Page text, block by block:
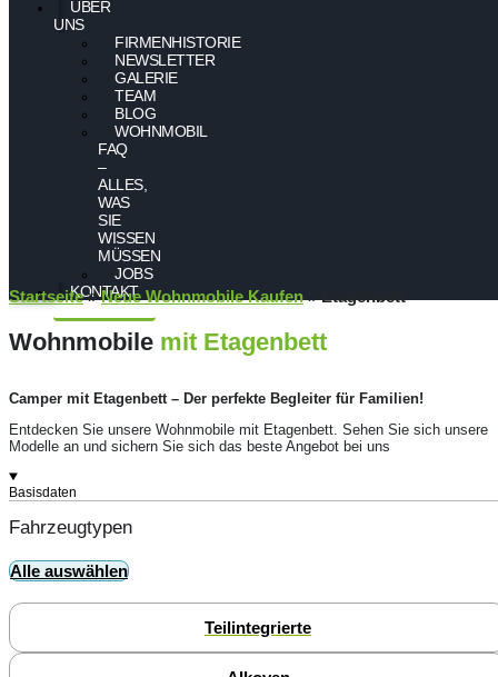
ÜBER
UNS
FIRMENHISTORIE
NEWSLETTER
GALERIE
TEAM
BLOG
WOHNMOBIL
FAQ
–
ALLES,
WAS
SIE
WISSEN
MÜSSEN
JOBS
KONTAKT
Startseite»Neue Wohnmobile Kaufen»Etagenbett
Wohnmobile mit Etagenbett
Camper mit Etagenbett – Der perfekte Begleiter für Familien!
Entdecken Sie unsere Wohnmobile mit Etagenbett. Sehen Sie sich unsere
Modelle an und sichern Sie sich das beste Angebot bei uns
Basisdaten
Fahrzeugtypen
Alle auswählen
Teilintegrierte